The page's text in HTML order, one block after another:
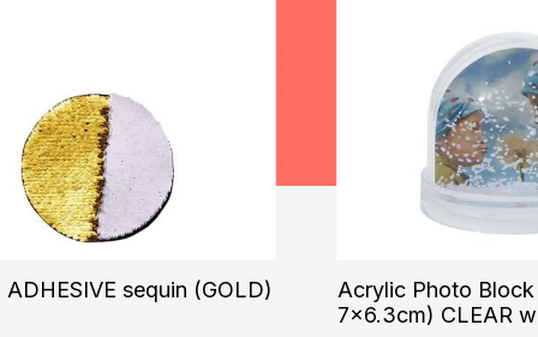
ADHESIVE sequin (GOLD)
Acrylic Photo
7×6.3cm) CLEAR